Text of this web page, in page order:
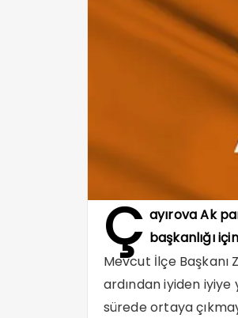
Ç ayırova Ak
başkanlığı
Mevcut İlçe Başkanı
ardından iyiden
sürede ortaya